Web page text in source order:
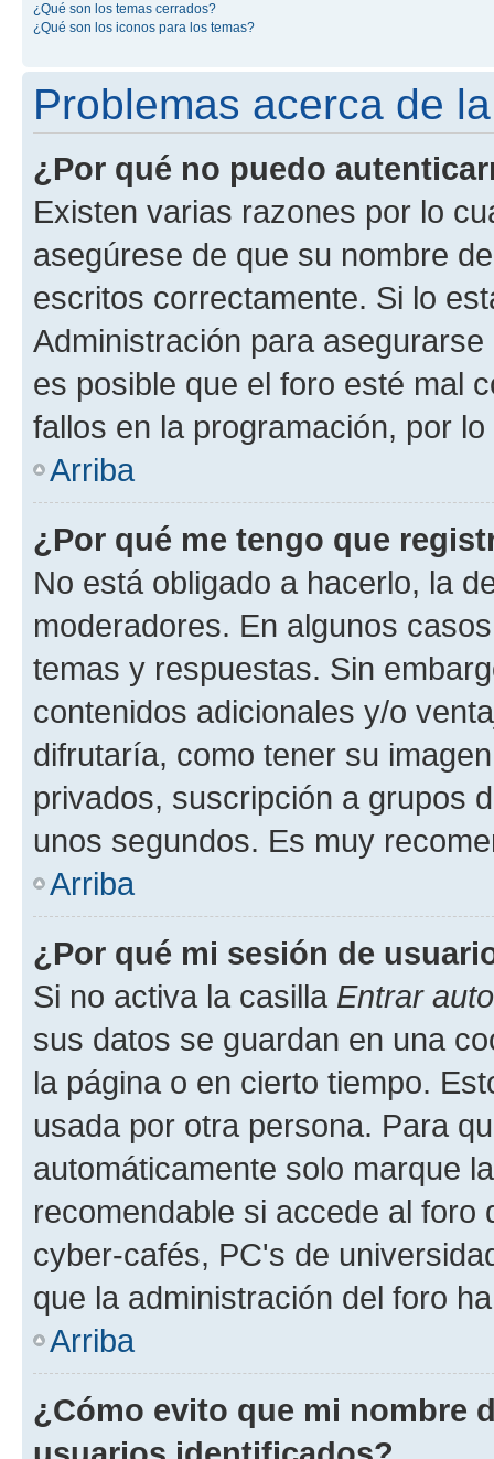
¿Qué son los temas cerrados?
¿Qué son los iconos para los temas?
Problemas acerca de
¿Por qué no puedo
Existen varias razones por lo
asegúrese de que su nombre
escritos correctamente. Si lo
Administración para
es posible que el foro esté mal
fallos en la programación, por
Arriba
¿Por qué me tengo que
No está obligado a hacerlo, la
moderadores. En algunos
temas y respuestas. Sin
contenidos adicionales y/o
difrutaría, como tener su
privados, suscripción a grupos
unos segundos. Es muy
Arriba
¿Por qué mi sesión de
Si no activa la casilla Entrar
sus datos se guardan en una
la página o en cierto tiempo.
usada por otra persona. Para
automáticamente solo marque
recomendable si accede al foro
cyber-cafés, PC's de
que la administración del foro
Arriba
¿Cómo evito que mi nombre